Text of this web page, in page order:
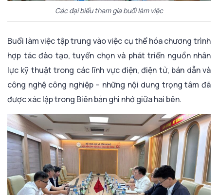
Các đại biểu tham gia buổi làm việc
Buổi làm việc tập trung vào việc cụ thể hóa chương trình
hợp tác đào tạo, tuyển chọn và phát triển nguồn nhân
lực kỹ thuật trong các lĩnh vực điện, điện tử, bán dẫn và
công nghệ công nghiệp – những nội dung trọng tâm đã
được xác lập trong Biên bản ghi nhớ giữa hai bên.